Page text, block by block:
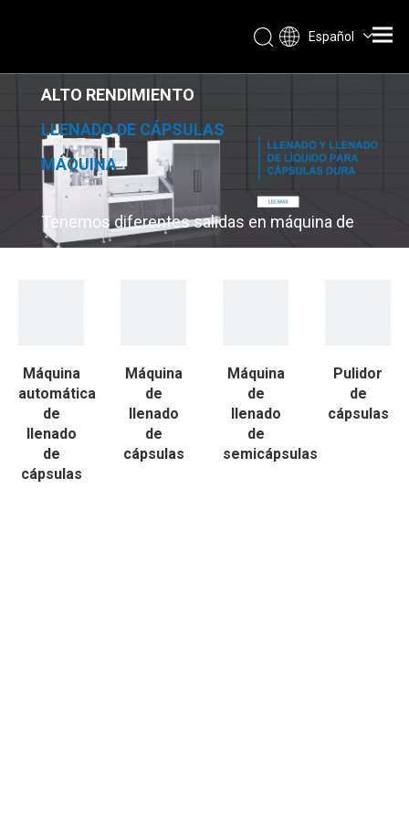
Español
ALTO RENDIMIENTO
LLENADO DE CÁPSULAS
MÁQUINA
Tenemos diferentes salidas en máquina de
Máquina
automática
de
llenado
de
cápsulas
Máquina
de
llenado
de
cápsulas
Máquina
de
llenado
de
semicápsulas
Pulidor
de
cápsulas